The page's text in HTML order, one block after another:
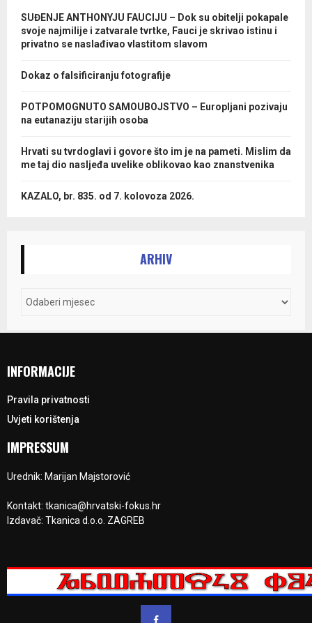
SUĐENJE ANTHONYJU FAUCIJU – Dok su obitelji pokapale
svoje najmilije i zatvarale tvrtke, Fauci je skrivao istinu i
privatno se naslađivao vlastitom slavom
Dokaz o falsificiranju fotografije
POTPOMOGNUTO SAMOUBOJSTVO – Europljani pozivaju
na eutanaziju starijih osoba
Hrvati su tvrdoglavi i govore što im je na pameti. Mislim da
me taj dio nasljeđa uvelike oblikovao kao znanstvenika
KAZALO, br. 835. od 7. kolovoza 2026.
ARHIV
INFORMACIJE
Pravila privatnosti
Uvjeti korištenja
IMPRESSUM
Urednik: Marijan Majstorović
Kontakt: tkanica@hrvatski-fokus.hr
Izdavač: Tkanica d.o.o. ZAGREB